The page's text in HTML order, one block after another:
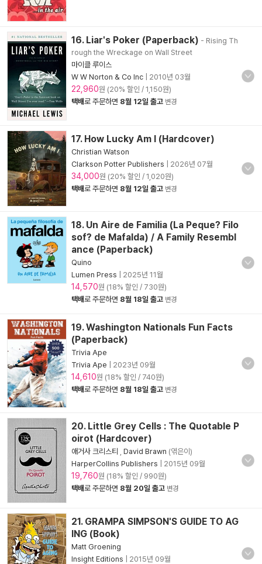
16. Liar's Poker (Paperback) - Rising Th
rough the Wreckage on Wall Street
마이클 루이스
W W Norton & Co Inc
2010년 03월
22,960원 (20% 할인 / 1,150원)
택배로 주문하면 8월 12일 출고 변경
17. How Lucky Am I (Hardcover)
Christian Watson
Clarkson Potter Publishers
2026년 07월
34,000원 (20% 할인 / 1,020원)
택배로 주문하면 8월 12일 출고 변경
18. Un Aire de Familia (La Peque? Filo
sof? de Mafalda) / A Family Resembl
ance (Paperback)
Quino
Lumen Press
2025년 11월
14,570원 (18% 할인 / 730원)
택배로 주문하면 8월 18일 출고 변경
19. Washington Nationals Fun Facts
(Paperback)
Trivia Ape
Trivia Ape
2023년 09월
14,610원 (18% 할인 / 740원)
택배로 주문하면 8월 18일 출고 변경
20. Little Grey Cells : The Quotable P
oirot (Hardcover)
애거사 크리스티 David Brawn (엮은이)
HarperCollins Publishers
2015년 09월
19,760원 (18% 할인 / 990원)
택배로 주문하면 8월 20일 출고 변경
21. GRAMPA SIMPSON'S GUIDE TO AG
ING (Book)
Matt Groening
Insight Editions
2015년 09월